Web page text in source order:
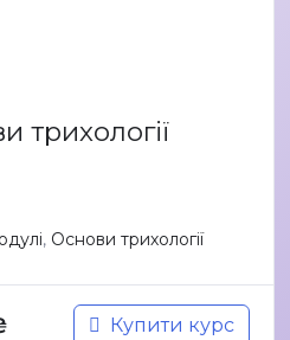
трихології
, Основи трихології
Поточна Купити курс